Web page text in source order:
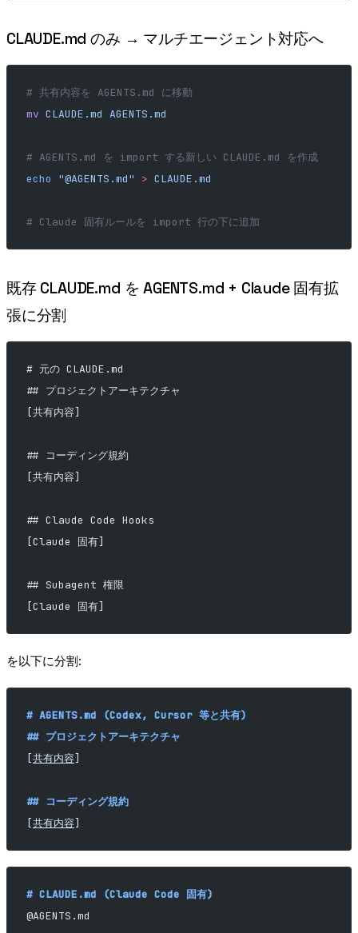
CLAUDE.md のみ → マルチエージェント対応へ
# 共有内容を AGENTS.md に移動
mv CLAUDE.md AGENTS.md
# AGENTS.md を import する新しい CLAUDE.md を作成
echo
"@AGENTS.md" > CLAUDE.md
# Claude 固有ルールを import 行の下に追加
既存 CLAUDE.md を AGENTS.md + Claude 固有拡
張に分割
# 元の CLAUDE.md
## プロジェクトアーキテクチャ
[共有内容]
## コーディング規約
[共有内容]
## Claude Code Hooks
[Claude 固有]
## Subagent 権限
[Claude 固有]
を以下に分割:
# AGENTS.md (Codex, Cursor 等と共有)
## プロジェクトアーキテクチャ
[共有内容]
## コーディング規約
[共有内容]
# CLAUDE.md (Claude Code 固有)
@AGENTS.md